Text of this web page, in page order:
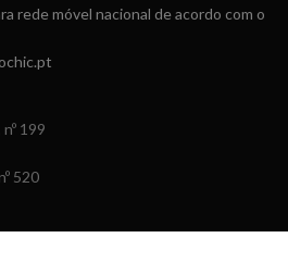
rede móvel nacional de acordo com o
199
520